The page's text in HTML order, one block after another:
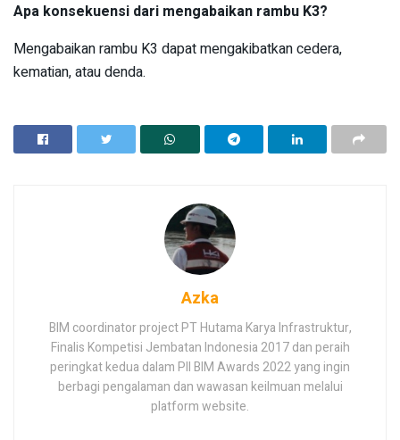
Apa konsekuensi dari mengabaikan rambu K3?
Mengabaikan rambu K3 dapat mengakibatkan cedera,
kematian, atau denda.
Azka
BIM coordinator project PT Hutama Karya Infrastruktur,
Finalis Kompetisi Jembatan Indonesia 2017 dan peraih
peringkat kedua dalam PII BIM Awards 2022 yang ingin
berbagi pengalaman dan wawasan keilmuan melalui
platform website.